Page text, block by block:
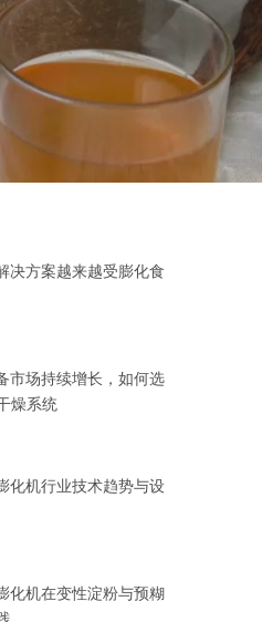
决方案越来越受膨化食
市场持续增长，如何选
燥系统
化机行业技术趋势与设
化机在变性淀粉与预糊